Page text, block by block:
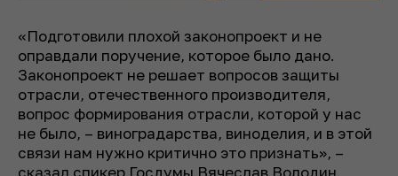
«Подготовили плохой законопроект и не
оправдали поручение, которое было дано.
Законопроект не решает вопросов защиты
отрасли, отечественного производителя,
вопрос формирования отрасли, которой у нас
не было, – виноградарства, виноделия, и в этой
связи нам нужно критично это признать», –
сказал спикер Госдумы Вячеслав Володин.